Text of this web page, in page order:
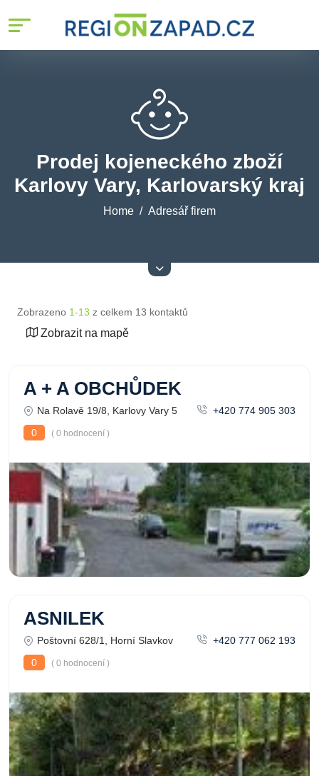
Prodej kojeneckého zboží
Karlovy Vary, Karlovarský kraj
Home Adresář firem
Zobrazeno 1-13 z celkem 13 kontaktů
Zobrazit na mapě
A + A OBCHŮDEK
Na Rolavě 19/8, Karlovy Vary 5
+420 774 905 303
0
( 0 hodnocení )
ASNILEK
Poštovní 628/1, Horní Slavkov
+420 777 062 193
0
( 0 hodnocení )